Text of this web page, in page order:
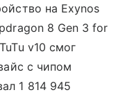
на Exynos
8 Gen 3 for
v10 смог
с чипом
1 814 945